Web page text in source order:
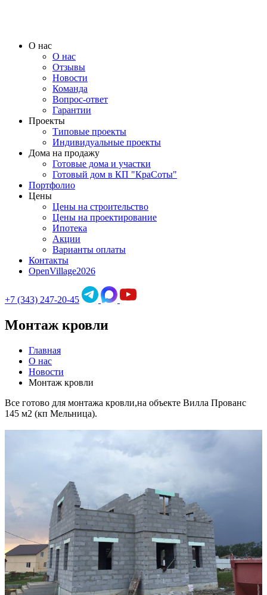
О нас
О нас
Отзывы
Новости
Команда
Вопрос-ответ
Гарантии
Проекты
Типовые проекты
Индивидуальные проекты
Дома на продажу
Готовые дома и участки
Готовый дом в КП "КраСоты"
Портфолио
Цены
Цены на строительство
Цены на проектирование
Ипотека
Акции
Варианты оплаты
Контакты
OpenVillage2026
+7 (343) 247-20-45
Монтаж кровли
Главная
О нас
Новости
Монтаж кровли
Все готово для монтажа кровли,на объекте Вилла Прованс
145 м2 (кп Мельница).